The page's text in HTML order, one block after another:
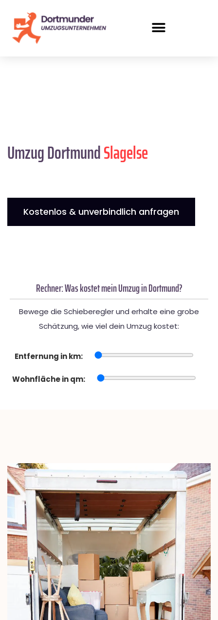
Umzug DortmundSlagelse
Kostenlos & unverbindlich anfragen
Rechner: Was kostet mein Umzug in Dortmund?
Bewege die Schieberegler und erhalte eine grobe
Schätzung, wie viel dein Umzug kostet:
Entfernung in km:
Wohnfläche in qm: